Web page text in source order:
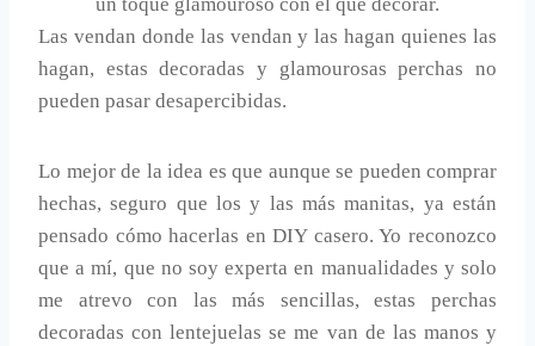
Las vendan donde las vendan y las hagan quienes las
hagan, estas decoradas y glamourosas perchas no
pueden pasar desapercibidas.
Lo mejor de la idea es que aunque se pueden comprar
hechas, seguro que los y las más manitas, ya están
pensado cómo hacerlas en DIY casero. Yo reconozco
que a mí, que no soy experta en manualidades y solo
me atrevo con las más sencillas, estas perchas
decoradas con lentejuelas se me van de las manos y